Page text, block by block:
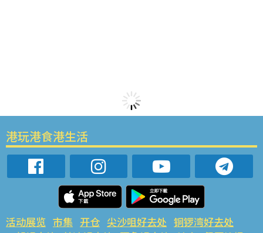
港玩港食港生活
活动展览 市集 开仓 尖沙咀好去处 铜锣湾好去处